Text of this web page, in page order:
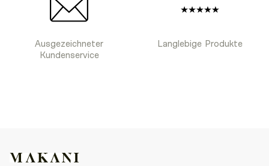
Ausgezeichneter
Kundenservice
Langlebige Produkte